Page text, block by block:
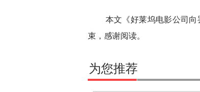
本文《好莱坞电影公司向
束，感谢阅读。
为您推荐